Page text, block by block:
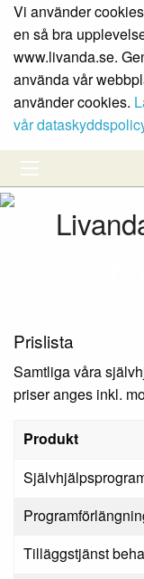
Vi använder
en så bra
www.livanda.se.
använda vår
använder cookies.
vår
Prislista
Samtliga våra
priser anges inkl.
Produkt
Tilläggstjänst